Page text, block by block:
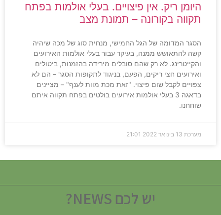
היומן ריק. אין פיצויים. בעלי אולמות בפתח
תקווה בקורונה – תמונת מצב
הסגר המדומה של הגל החמישי, מנחית סוג של מכה שיהיה
קשה להתאושש ממנה, בעיקר עבור בעלי אולמות האירועים
והקייטרינג. לא רק שהם סובלים מירידה בהזמנות, ביטולים
ואירועים חצי ריקים, הפעם, בניגוד לתקופות הסגר – הם לא
צפויים לקבל שום פיצוי. "זאת מכת מוות לענף" – מציינים
בדאגה 3 בעלי אולמות אירועים בולטים בפתח תקווה איתם
שוחחנו.
מערכת 13 בינואר 2022 21:01
יש לכם NEWS?